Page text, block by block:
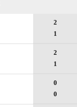
2
1
2
1
0
0